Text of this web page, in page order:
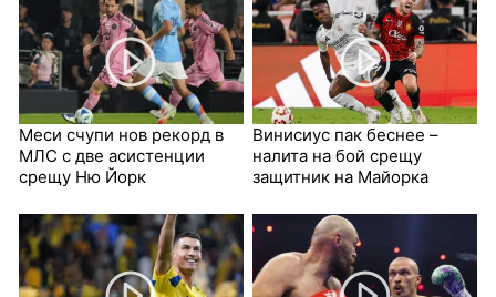
Меси счупи нов рекорд в
МЛС с две асистенции
срещу Ню Йорк
Винисиус пак беснее –
налита на бой срещу
защитник на Майорка